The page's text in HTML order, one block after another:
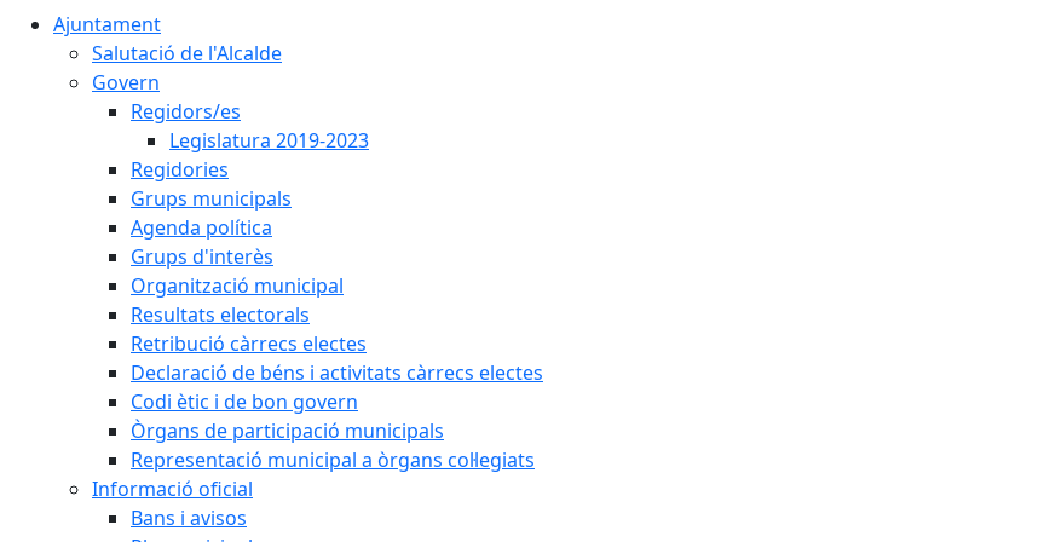
Ajuntament
Salutació de l'Alcalde
Govern
Regidors/es
Legislatura 2019-2023
Regidories
Grups municipals
Agenda política
Grups d'interès
Organització municipal
Resultats electorals
Retribució càrrecs electes
Declaració de béns i activitats càrrecs electes
Codi ètic i de bon govern
Òrgans de participació municipals
Representació municipal a òrgans col·legiats
Informació oficial
Bans i avisos